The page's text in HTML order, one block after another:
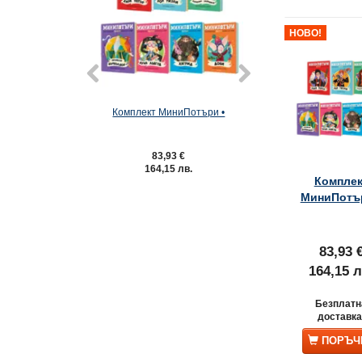
Комплект МиниПотъри •
83,93 €
164,15 лв.
Комплект от
ХАРИ ПОТЪР
Джони
100,31 €/
Спестявате: 25,08 €
НОВО!
83,93
164,15